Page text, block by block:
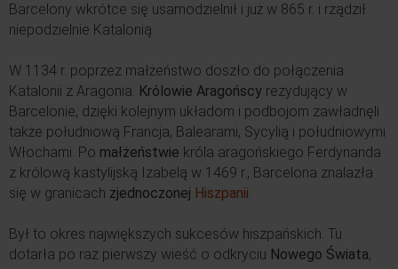
Barcelony wkrótce się usamodzielnił i już w 865 r. i rządził
niepodzielnie Katalonią.
W 1134 r. poprzez małżeństwo doszło do połączenia
Katalonii z Aragonia. Królowie Aragońscy rezydujący w
Barcelonie, dzięki kolejnym układom i podbojom zawładnęli
także południową Francja, Balearami, Sycylią i południowymi
Włochami. Po małżeństwie króla aragońskiego Ferdynanda
z królową kastylijską Izabelą w 1469 r., Barcelona znalazła
się w granicach zjednoczonej Hiszpanii.
Był to okres największych sukcesów hiszpańskich. Tu
dotarła po raz pierwszy wieść o odkryciu Nowego Świata,